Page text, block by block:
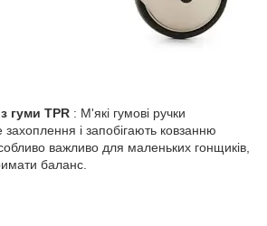
гуми TPR : М'які гумові ручки
і запобігають ковзанню
важливо для маленьких гонщиків,
баланс.